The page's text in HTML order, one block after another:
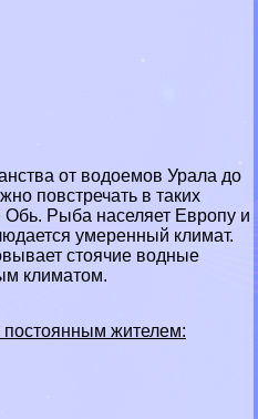
от водоемов Урала до
повстречать в таких
Обь. Рыба населяет Европу и
умеренный климат.
стоячие водные
климатом.
постоянным жителем: